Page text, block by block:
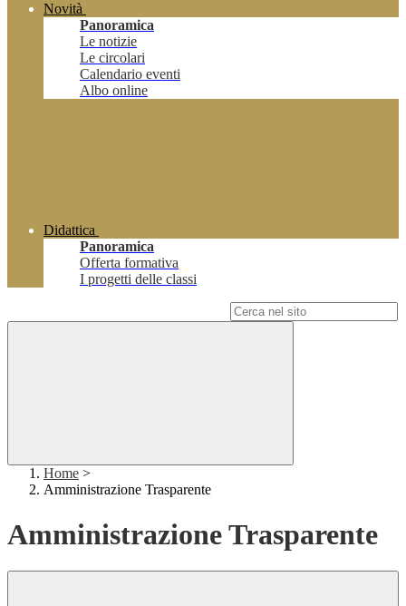
Novità
Panoramica
Le notizie
Le circolari
Calendario eventi
Albo online
Didattica
Panoramica
Offerta formativa
I progetti delle classi
Home >
Amministrazione Trasparente
Amministrazione Trasparente